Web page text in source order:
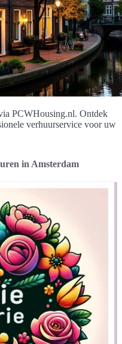
PCWHousing.nl. Ontdek
verhuurservice voor uw
in Amsterdam